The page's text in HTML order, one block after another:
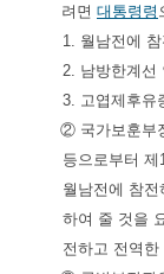
려면 대통령령
1. 월남전에
2. 남방한계선
3. 고엽제후유
② 국가보훈부
등으로부터
월남전에 참
하여 줄 것을
전하고 전역